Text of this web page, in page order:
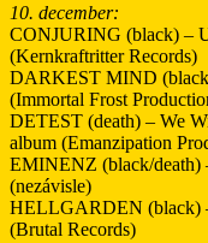
10. december:
CONJURING (black) –
(Kernkraftritter Records)
DARKEST MIND
(Immortal Frost
DETEST (death) – We
album (Emanzipation
EMINENZ (black/death)
(nezávisle)
HELLGARDEN (black)
(Brutal Records)